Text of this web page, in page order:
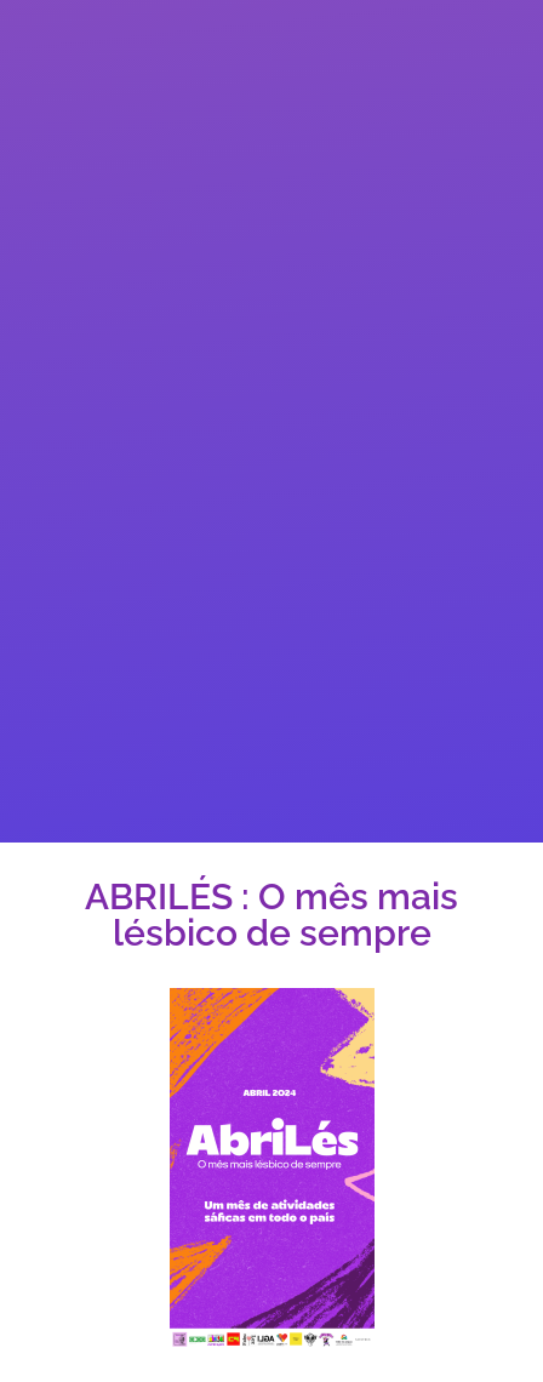
ABRILÉS : O mês mais
lésbico de sempre